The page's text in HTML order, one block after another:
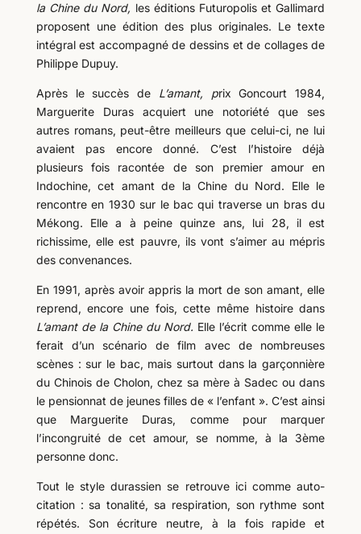
la Chine du Nord, les éditions Futuropolis et Gallimard
proposent une édition des plus originales. Le texte
intégral est accompagné de dessins et de collages de
Philippe Dupuy.
Après le succès de L’amant, prix Goncourt 1984,
Marguerite Duras acquiert une notoriété que ses
autres romans, peut-être meilleurs que celui-ci, ne lui
avaient pas encore donné. C’est l’histoire déjà
plusieurs fois racontée de son premier amour en
Indochine, cet amant de la Chine du Nord. Elle le
rencontre en 1930 sur le bac qui traverse un bras du
Mékong. Elle a à peine quinze ans, lui 28, il est
richissime, elle est pauvre, ils vont s’aimer au mépris
des convenances.
En 1991, après avoir appris la mort de son amant, elle
reprend, encore une fois, cette même histoire dans
L’amant de la Chine du Nord. Elle l’écrit comme elle le
ferait d’un scénario de film avec de nombreuses
scènes : sur le bac, mais surtout dans la garçonnière
du Chinois de Cholon, chez sa mère à Sadec ou dans
le pensionnat de jeunes filles de « l’enfant ». C’est ainsi
que Marguerite Duras, comme pour marquer
l’incongruité de cet amour, se nomme, à la 3ème
personne donc.
Tout le style durassien se retrouve ici comme auto-
citation : sa tonalité, sa respiration, son rythme sont
répétés. Son écriture neutre, à la fois rapide et